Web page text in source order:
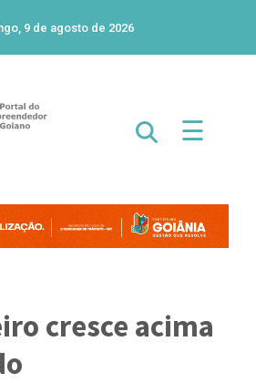
9 de agosto de 2026
☰
cresce acima